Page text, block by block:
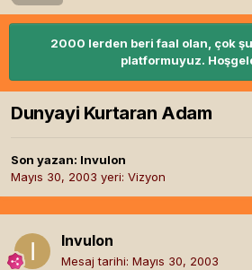
2000 lerden beri faal olan, çok
platformuyuz.
Dunyayi Kurtaran Adam
Son yazan: Invulon
Mayıs 30, 2003 yeri: Vizyon
Invulon
Mesaj tarihi: Mayıs 30, 2003